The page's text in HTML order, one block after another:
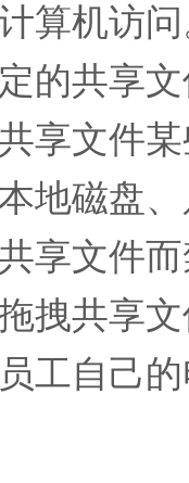
算机访
的共享
享文件
地磁盘
享文件
拽共享
工自己